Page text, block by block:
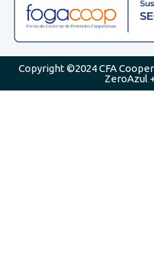
Copyright ©2024 CFA
ZeroAzul